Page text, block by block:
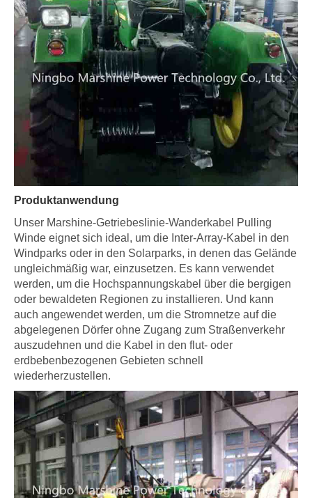
Produktanwendung
Unser Marshine-Getriebeslinie-Wanderkabel Pulling
Winde eignet sich ideal, um die Inter-Array-Kabel in den
Windparks oder in den Solarparks, in denen das Gelände
ungleichmäßig war, einzusetzen. Es kann verwendet
werden, um die Hochspannungskabel über die bergigen
oder bewaldeten Regionen zu installieren. Und kann
auch angewendet werden, um die Stromnetze auf die
abgelegenen Dörfer ohne Zugang zum Straßenverkehr
auszudehnen und die Kabel in den flut- oder
erdbebenbezogenen Gebieten schnell
wiederherzustellen.